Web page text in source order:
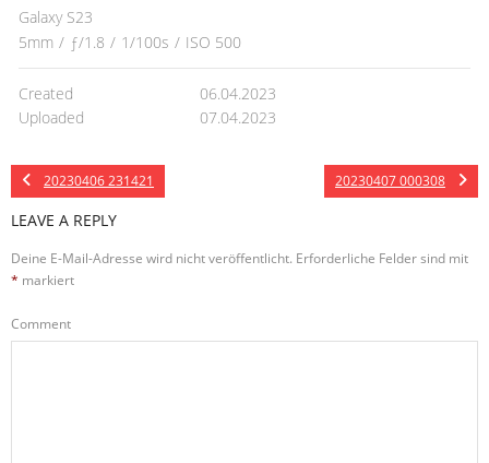
Galaxy S23
5mm / ƒ/1.8 / 1/100s / ISO 500
Created
06.04.2023
Uploaded
07.04.2023
20230406 231421 20230407 000308
LEAVE A REPLY
Deine E-Mail-Adresse wird nicht veröffentlicht. Erforderliche Felder sind mit
* markiert
Comment